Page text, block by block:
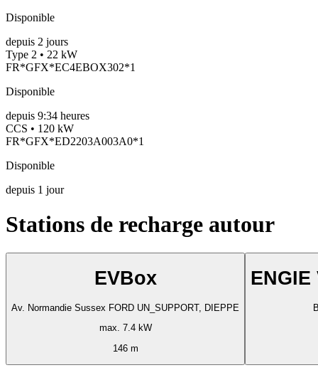
Disponible
depuis 2 jours
Type 2 • 22 kW
FR*GFX*EC4EBOX302*1
Disponible
depuis 9:34 heures
CCS • 120 kW
FR*GFX*ED2203A003A0*1
Disponible
depuis 1 jour
Stations de recharge autour
EVBox
Av. Normandie Sussex FORD UN_SUPPORT, DIEPPE
max. 7.4 kW
146 m